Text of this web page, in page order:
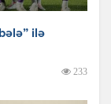
ilə
233